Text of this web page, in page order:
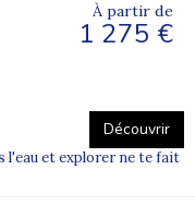
À partir de
1 275 €
Découvrir
l'eau et explorer ne te fait